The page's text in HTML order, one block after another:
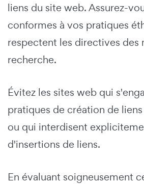
liens du site web. Assurez-
conformes à vos pratiques
respectent les directives des
recherche.
Évitez les sites web qui
pratiques de création de
ou qui interdisent
d'insertions de liens.
En évaluant soigneusement